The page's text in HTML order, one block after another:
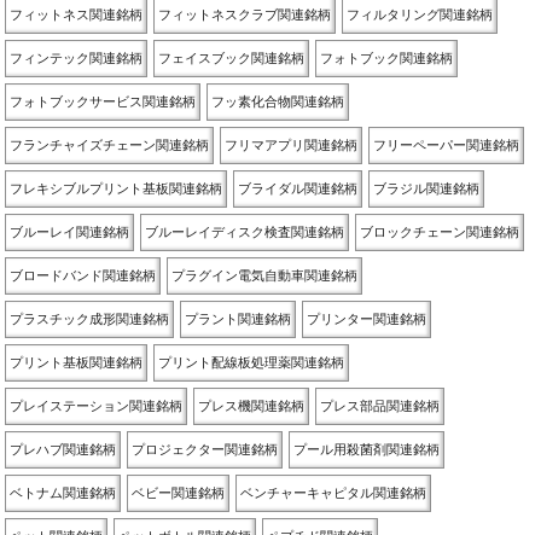
フィットネス関連銘柄 フィットネスクラブ関連銘柄 フィルタリング関連銘柄
フィンテック関連銘柄 フェイスブック関連銘柄 フォトブック関連銘柄
フォトブックサービス関連銘柄 フッ素化合物関連銘柄
フランチャイズチェーン関連銘柄 フリマアプリ関連銘柄 フリーペーパー関連銘柄
フレキシブルプリント基板関連銘柄 ブライダル関連銘柄 ブラジル関連銘柄
ブルーレイ関連銘柄 ブルーレイディスク検査関連銘柄 ブロックチェーン関連銘柄
ブロードバンド関連銘柄 プラグイン電気自動車関連銘柄
プラスチック成形関連銘柄 プラント関連銘柄 プリンター関連銘柄
プリント基板関連銘柄 プリント配線板処理薬関連銘柄
プレイステーション関連銘柄 プレス機関連銘柄 プレス部品関連銘柄
プレハブ関連銘柄 プロジェクター関連銘柄 プール用殺菌剤関連銘柄
ベトナム関連銘柄 ベビー関連銘柄 ベンチャーキャピタル関連銘柄